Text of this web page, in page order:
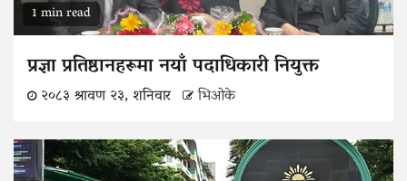
1 min read
प्रज्ञा प्रतिष्ठानहरूमा नयाँ पदाधिकारी नियुक्त
२०८३ श्रावण २३, शनिवार भिओके